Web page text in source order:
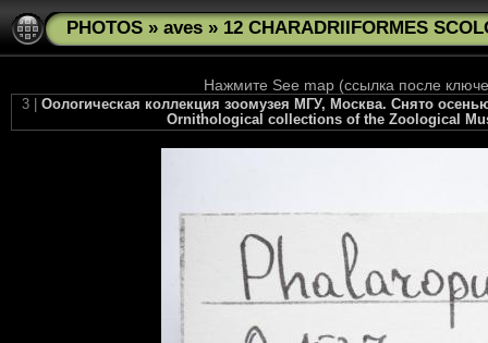
PHOTOS » aves » 12 CHARADRIIFORMES
Нажмите See map (ссылка после
3 | Оологическая коллекция зоомузея МГУ, Москва. Снято
Ornithological collections of the Zoological